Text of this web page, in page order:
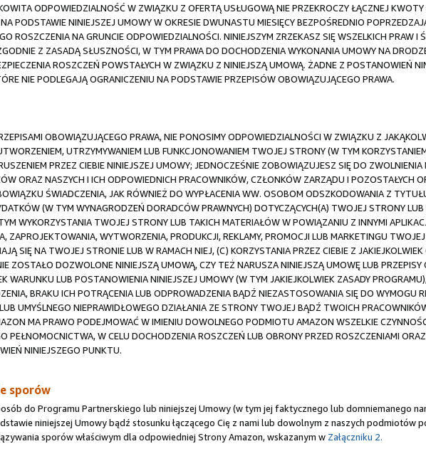
ODPOWIEDZIALNOŚĆ W ZWIĄZKU Z OFERTĄ USŁUGOWĄ NIE PRZEKROCZY ŁĄCZNEJ
PODSTAWIE NINIEJSZEJ UMOWY W OKRESIE DWUNASTU MIESIĘCY BEZPOŚREDNIO
ROSZCZENIA NA GRUNCIE ODPOWIEDZIALNOŚCI. NINIEJSZYM ZRZEKASZ SIĘ WSZELKICH PRAW I
Z ZASADĄ SŁUSZNOŚCI, W TYM PRAWA DO DOCHODZENIA WYKONANIA UMOWY NA
ROSZCZEŃ POWSTAŁYCH W ZWIĄZKU Z NINIEJSZĄ UMOWĄ. ŻADNE Z POSTANOWIEŃ
NIE PODLEGAJĄ OGRANICZENIU NA PODSTAWIE PRZEPISÓW OBOWIĄZUJĄCEGO PRAWA.
OBOWIĄZUJĄCEGO PRAWA, NIE PONOSIMY ODPOWIEDZIALNOŚCI W ZWIĄZKU Z
UTRZYMYWANIEM LUB FUNKCJONOWANIEM TWOJEJ STRONY (W TYM
PRZEZ CIEBIE NINIEJSZEJ UMOWY; JEDNOCZEŚNIE ZOBOWIĄZUJESZ SIĘ DO ZWOLNIENIA
ORAZ NASZYCH I ICH ODPOWIEDNICH PRACOWNIKÓW, CZŁONKÓW ZARZĄDU I POZOSTAŁYCH
ŚWIADCZENIA, JAK RÓWNIEŻ DO WYPŁACENIA WW. OSOBOM ODSZKODOWANIA Z
(W TYM WYNAGRODZEŃ DORADCÓW PRAWNYCH) DOTYCZĄCYCH(A) TWOJEJ STRONY
WYKORZYSTANIA TWOJEJ STRONY LUB TAKICH MATERIAŁÓW W POWIĄZANIU Z INNYMI
ZAPROJEKTOWANIA, WYTWORZENIA, PRODUKCJI, REKLAMY, PROMOCJI LUB MARKETINGU
SIĘ NA TWOJEJ STRONIE LUB W RAMACH NIEJ, (C) KORZYSTANIA PRZEZ CIEBIE Z
ZOSTAŁO DOZWOLONE NINIEJSZĄ UMOWĄ, CZY TEŻ NARUSZA NINIEJSZĄ UMOWĘ LUB PRZEPISY
WARUNKU LUB POSTANOWIENIA NINIEJSZEJ UMOWY (W TYM JAKIEJKOLWIEK ZASADY
BRAKU ICH POTRĄCENIA LUB ODPROWADZENIA BĄDŹ NIEZASTOSOWANIA SIĘ DO WYMOGU
UMYŚLNEGO NIEPRAWIDŁOWEGO DZIAŁANIA ZE STRONY TWOJEJ BĄDŹ TWOICH
MA PRAWO PODEJMOWAĆ W IMIENIU DOWOLNEGO PODMIOTU AMAZON WSZELKIE
PEŁNOMOCNICTWA, W CELU DOCHODZENIA ROSZCZEŃ LUB OBRONY PRZED ROSZCZENIAMI
NINIEJSZEGO PUNKTU.
sporów
do Programu Partnerskiego lub niniejszej Umowy (w tym jej faktycznego lub domniemanego
niniejszej Umowy bądź stosunku łączącego Cię z nami lub dowolnym z naszych podmiotów
sporów właściwym dla odpowiedniej Strony Amazon, wskazanym w Załączniku 2.